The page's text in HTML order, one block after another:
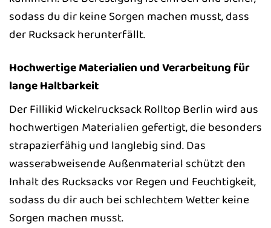
sodass du dir keine Sorgen machen musst, dass
der Rucksack herunterfällt.
Hochwertige Materialien und Verarbeitung für
lange Haltbarkeit
Der Fillikid Wickelrucksack Rolltop Berlin wird aus
hochwertigen Materialien gefertigt, die besonders
strapazierfähig und langlebig sind. Das
wasserabweisende Außenmaterial schützt den
Inhalt des Rucksacks vor Regen und Feuchtigkeit,
sodass du dir auch bei schlechtem Wetter keine
Sorgen machen musst.